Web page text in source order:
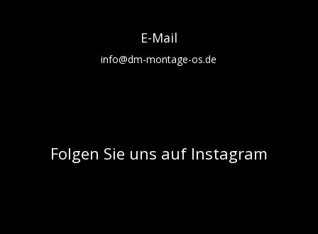
E-Mail
info@dm-montage-os.de
Folgen Sie uns auf Instagram